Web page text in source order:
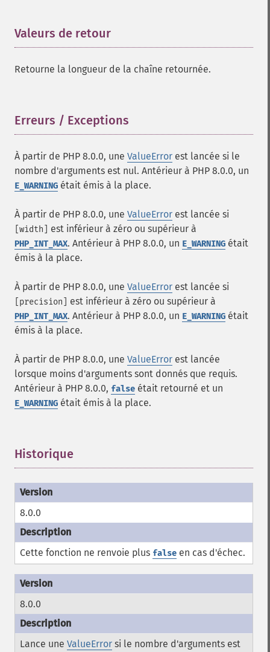
Valeurs de retour
Retourne la longueur de la chaîne retournée.
Erreurs / Exceptions
À partir de PHP 8.0.0, une ValueError est lancée si le
nombre d'arguments est nul. Antérieur à PHP 8.0.0, un
E_WARNING était émis à la place.
À partir de PHP 8.0.0, une ValueError est lancée si
[width] est inférieur à zéro ou supérieur à
PHP_INT_MAX. Antérieur à PHP 8.0.0, un E_WARNING était
émis à la place.
À partir de PHP 8.0.0, une ValueError est lancée si
[precision] est inférieur à zéro ou supérieur à
PHP_INT_MAX. Antérieur à PHP 8.0.0, un E_WARNING était
émis à la place.
À partir de PHP 8.0.0, une ValueError est lancée
lorsque moins d'arguments sont donnés que requis.
Antérieur à PHP 8.0.0, false était retourné et un
E_WARNING était émis à la place.
Historique
8.0.0
Cette fonction ne renvoie plus false en cas d'échec.
8.0.0
Lance une ValueError si le nombre d'arguments est